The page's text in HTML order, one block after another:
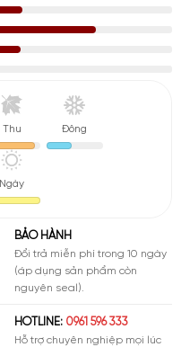
Thu Đông
Ngày
BẢO HÀNH
Đổi trả miễn phí trong 10 ngày
(áp dụng sản phẩm còn
nguyên seal).
HOTLINE: 0961 596 333
Hỗ trợ chuyên nghiệp mọi lúc